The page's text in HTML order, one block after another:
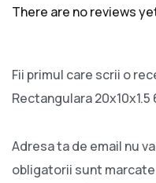
There are no reviews
Fii primul care scrii o
Rectangulara 20x10x1.5
Adresa ta de email nu
obligatorii sunt